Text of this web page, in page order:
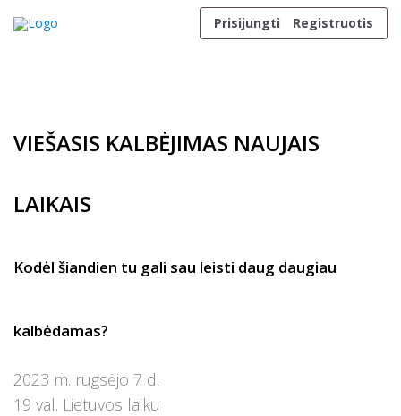
Prisijungti
Registruotis
VIEŠASIS KALBĖJIMAS NAUJAIS
LAIKAIS
Kodėl šiandien tu gali sau leisti daug daugiau
kalbėdamas?
2023 m. rugsėjo 7 d.
19 val. Lietuvos laiku